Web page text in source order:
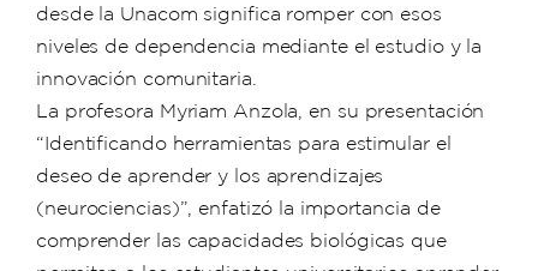
desde la Unacom significa romper con esos
niveles de dependencia mediante el estudio y la
innovación comunitaria.
La profesora Myriam Anzola, en su presentación
“Identificando herramientas para estimular el
deseo de aprender y los aprendizajes
(neurociencias)”, enfatizó la importancia de
comprender las capacidades biológicas que